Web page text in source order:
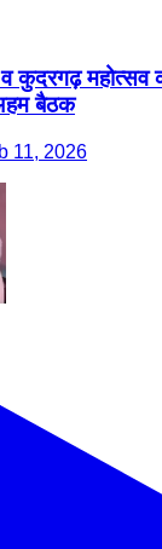
महोत्सव
बैठक
11, 2026